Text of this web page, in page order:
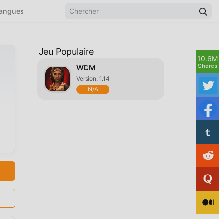
Jeu Populaire
WDM
Version: 1.14
N/A
10.6M
Shares